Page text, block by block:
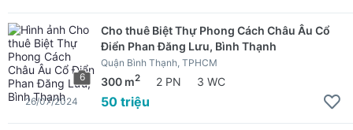
6
Cho thuê Biệt Thự Phong Cách Châu Âu Cổ
Điển Phan Đăng Lưu, Bình Thạnh
Quận Bình Thạnh, TPHCM
300 m2 2 PN 3 WC
50 triệu
26/07/2024